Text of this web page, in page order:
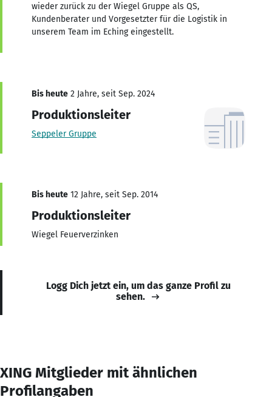
wieder zurück zu der Wiegel Gruppe als QS,
Kundenberater und Vorgesetzter für die Logistik in
unserem Team im Eching eingestellt.
Bis heute 2 Jahre, seit Sep. 2024
Produktionsleiter
Seppeler Gruppe
Bis heute 12 Jahre, seit Sep. 2014
Produktionsleiter
Wiegel Feuerverzinken
Logg Dich jetzt ein, um das ganze Profil zu
sehen.
XING Mitglieder mit ähnlichen
Profilangaben